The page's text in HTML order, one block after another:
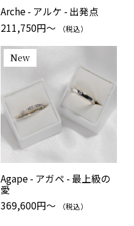
Arche - アルケ - 出発点
211,750円～
（税込）
New
Agape - アガペ - 最上級の
愛
369,600円～
（税込）